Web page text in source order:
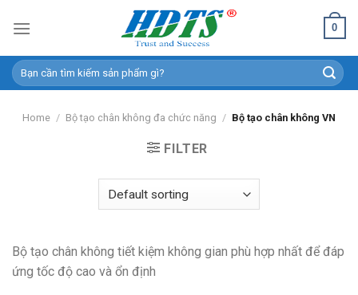
0
Search
for:
Home / Bộ tạo chân không đa chức năng / Bộ tạo chân không VN
FILTER
Bộ tạo chân không tiết kiệm không gian phù hợp nhất để đáp
ứng tốc độ cao và ổn định